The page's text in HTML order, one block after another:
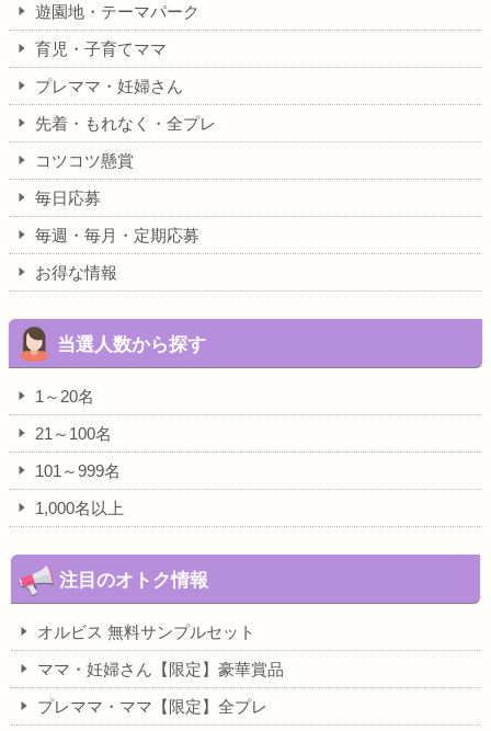
遊園地・テーマパーク
育児・子育てママ
プレママ・妊婦さん
先着・もれなく・全プレ
コツコツ懸賞
毎日応募
毎週・毎月・定期応募
お得な情報
当選人数から探す
1～20名
21～100名
101～999名
1,000名以上
注目のオトク情報
オルビス 無料サンプルセット
ママ・妊婦さん【限定】豪華賞品
プレママ・ママ【限定】全プレ